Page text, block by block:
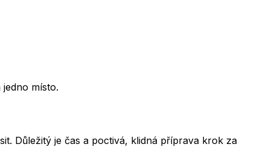
místo.
Důležitý je čas a poctivá, klidná příprava krok za